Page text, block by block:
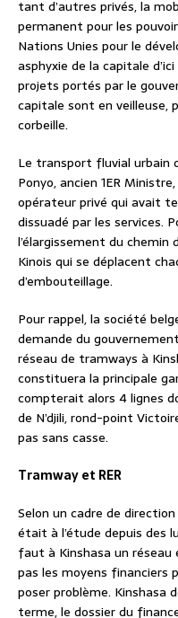
tant d’autres privés, la
permanent pour les
Nations Unies pour le
asphyxie de la capitale
projets portés par le
capitale sont en veilleuse,
corbeille.
Le transport fluvial urbain
Ponyo, ancien 1ER
opérateur privé qui avait
dissuadé par les services.
l’élargissement du
Kinois qui se déplacent
d’embouteillage.
Pour rappel, la société
demande du
réseau de tramways à
constituera la principale
compterait alors 4 lignes
de N’djili, rond-point
pas sans casse.
Tramway et RER
Selon un cadre de
était à l’étude depuis des
faut à Kinshasa un réseau
pas les moyens financiers
poser problème. Kinshasa
terme, le dossier du